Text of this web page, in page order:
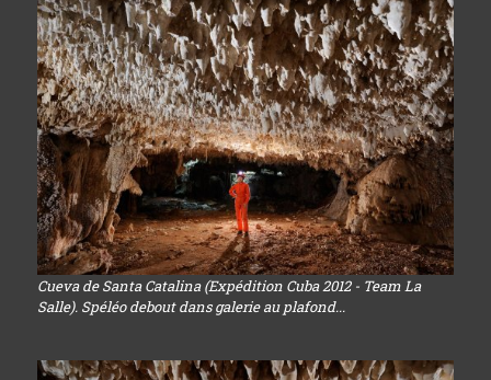
Cueva de Santa Catalina (Expédition Cuba 2012 - Team La
Salle). Spéléo debout dans galerie au plafond...